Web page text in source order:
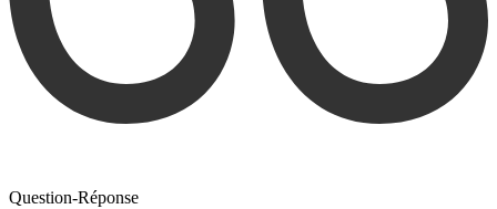
Question-Réponse